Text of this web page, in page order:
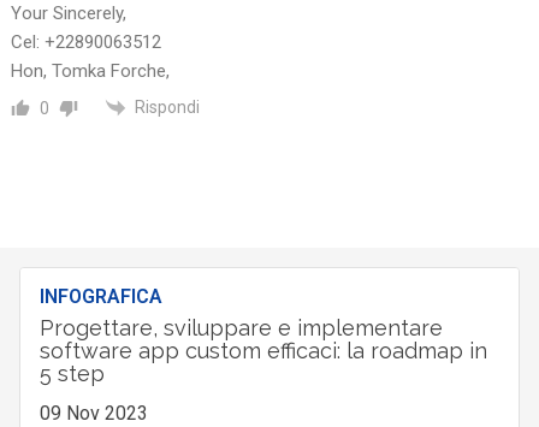
Your Sincerely,
Cel: +22890063512
Hon, Tomka Forche,
0 Rispondi
INFOGRAFICA
Progettare, sviluppare e implementare
software app custom efficaci: la roadmap in
5 step
09 Nov 2023